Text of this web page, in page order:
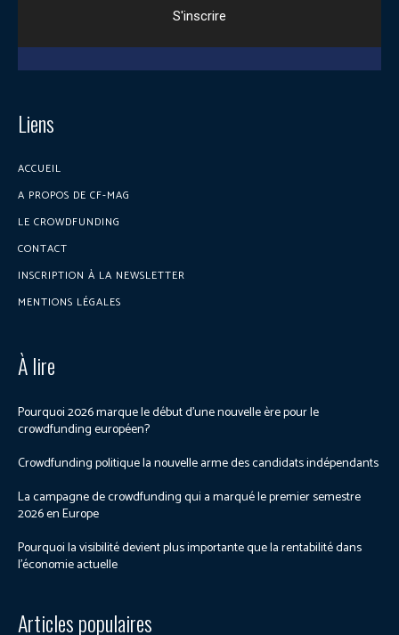
Liens
ACCUEIL
A PROPOS DE CF-MAG
LE CROWDFUNDING
CONTACT
INSCRIPTION À LA NEWSLETTER
MENTIONS LÉGALES
À lire
Pourquoi 2026 marque le début d’une nouvelle ère pour le
crowdfunding européen?
Crowdfunding politique la nouvelle arme des candidats indépendants
La campagne de crowdfunding qui a marqué le premier semestre
2026 en Europe
Pourquoi la visibilité devient plus importante que la rentabilité dans
l’économie actuelle
Articles populaires